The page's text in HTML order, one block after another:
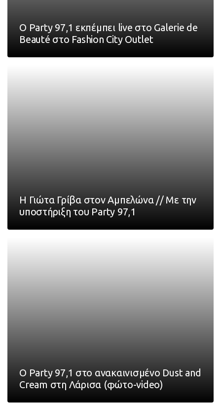
Ο Party 97,1 εκπέμπει live στο Galerie de
Beauté στο Fashion City Outlet
Η Γιώτα Γρίβα στον Αμπελώνα // Με την
υποστήριξη του Party 97,1
O Party 97,1 στο ανακαινισμένο Dust and
Cream στη Λάρισα (φώτο-video)